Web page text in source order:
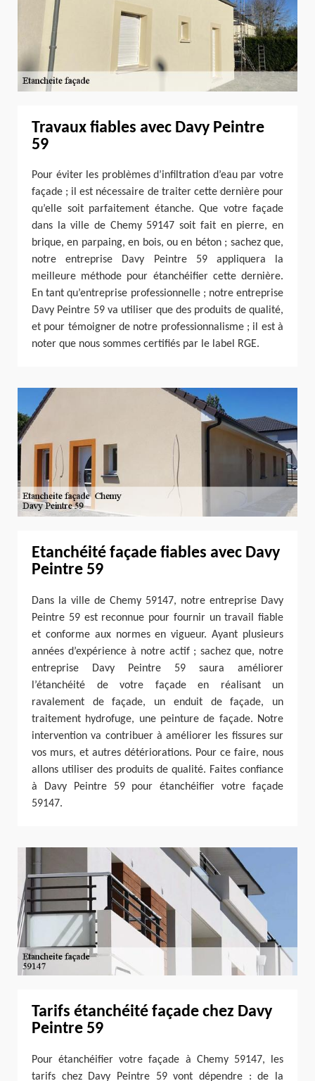
Travaux fiables avec Davy Peintre
59
Pour éviter les problèmes d’infiltration d’eau par votre
façade ; il est nécessaire de traiter cette dernière pour
qu’elle soit parfaitement étanche. Que votre façade
dans la ville de Chemy 59147 soit fait en pierre, en
brique, en parpaing, en bois, ou en béton ; sachez que,
notre entreprise Davy Peintre 59 appliquera la
meilleure méthode pour étanchéifier cette dernière.
En tant qu’entreprise professionnelle ; notre entreprise
Davy Peintre 59 va utiliser que des produits de qualité,
et pour témoigner de notre professionnalisme ; il est à
noter que nous sommes certifiés par le label RGE.
Etanchéité façade fiables avec Davy
Peintre 59
Dans la ville de Chemy 59147, notre entreprise Davy
Peintre 59 est reconnue pour fournir un travail fiable
et conforme aux normes en vigueur. Ayant plusieurs
années d’expérience à notre actif ; sachez que, notre
entreprise Davy Peintre 59 saura améliorer
l’étanchéité de votre façade en réalisant un
ravalement de façade, un enduit de façade, un
traitement hydrofuge, une peinture de façade. Notre
intervention va contribuer à améliorer les fissures sur
vos murs, et autres détériorations. Pour ce faire, nous
allons utiliser des produits de qualité. Faites confiance
à Davy Peintre 59 pour étanchéifier votre façade
59147.
Tarifs étanchéité façade chez Davy
Peintre 59
Pour étanchéifier votre façade à Chemy 59147, les
tarifs chez Davy Peintre 59 vont dépendre : de la